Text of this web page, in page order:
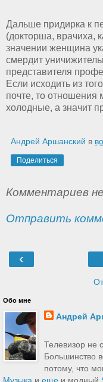
Дальше придирка к
(докторша, врачиха,
значении женщина
смердит
представителя
Если исходить из
почте, то отношения
холодные, а значит
Андрей Аршанский в
Поделиться
Комментариев
Отправить
‹
Обо мне
Андрей
Телевизор не
Большинство
потому, что